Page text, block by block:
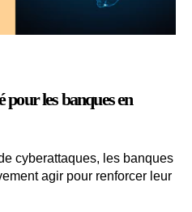
pour les banques en
cyberattaques, les banques
agir pour renforcer leur